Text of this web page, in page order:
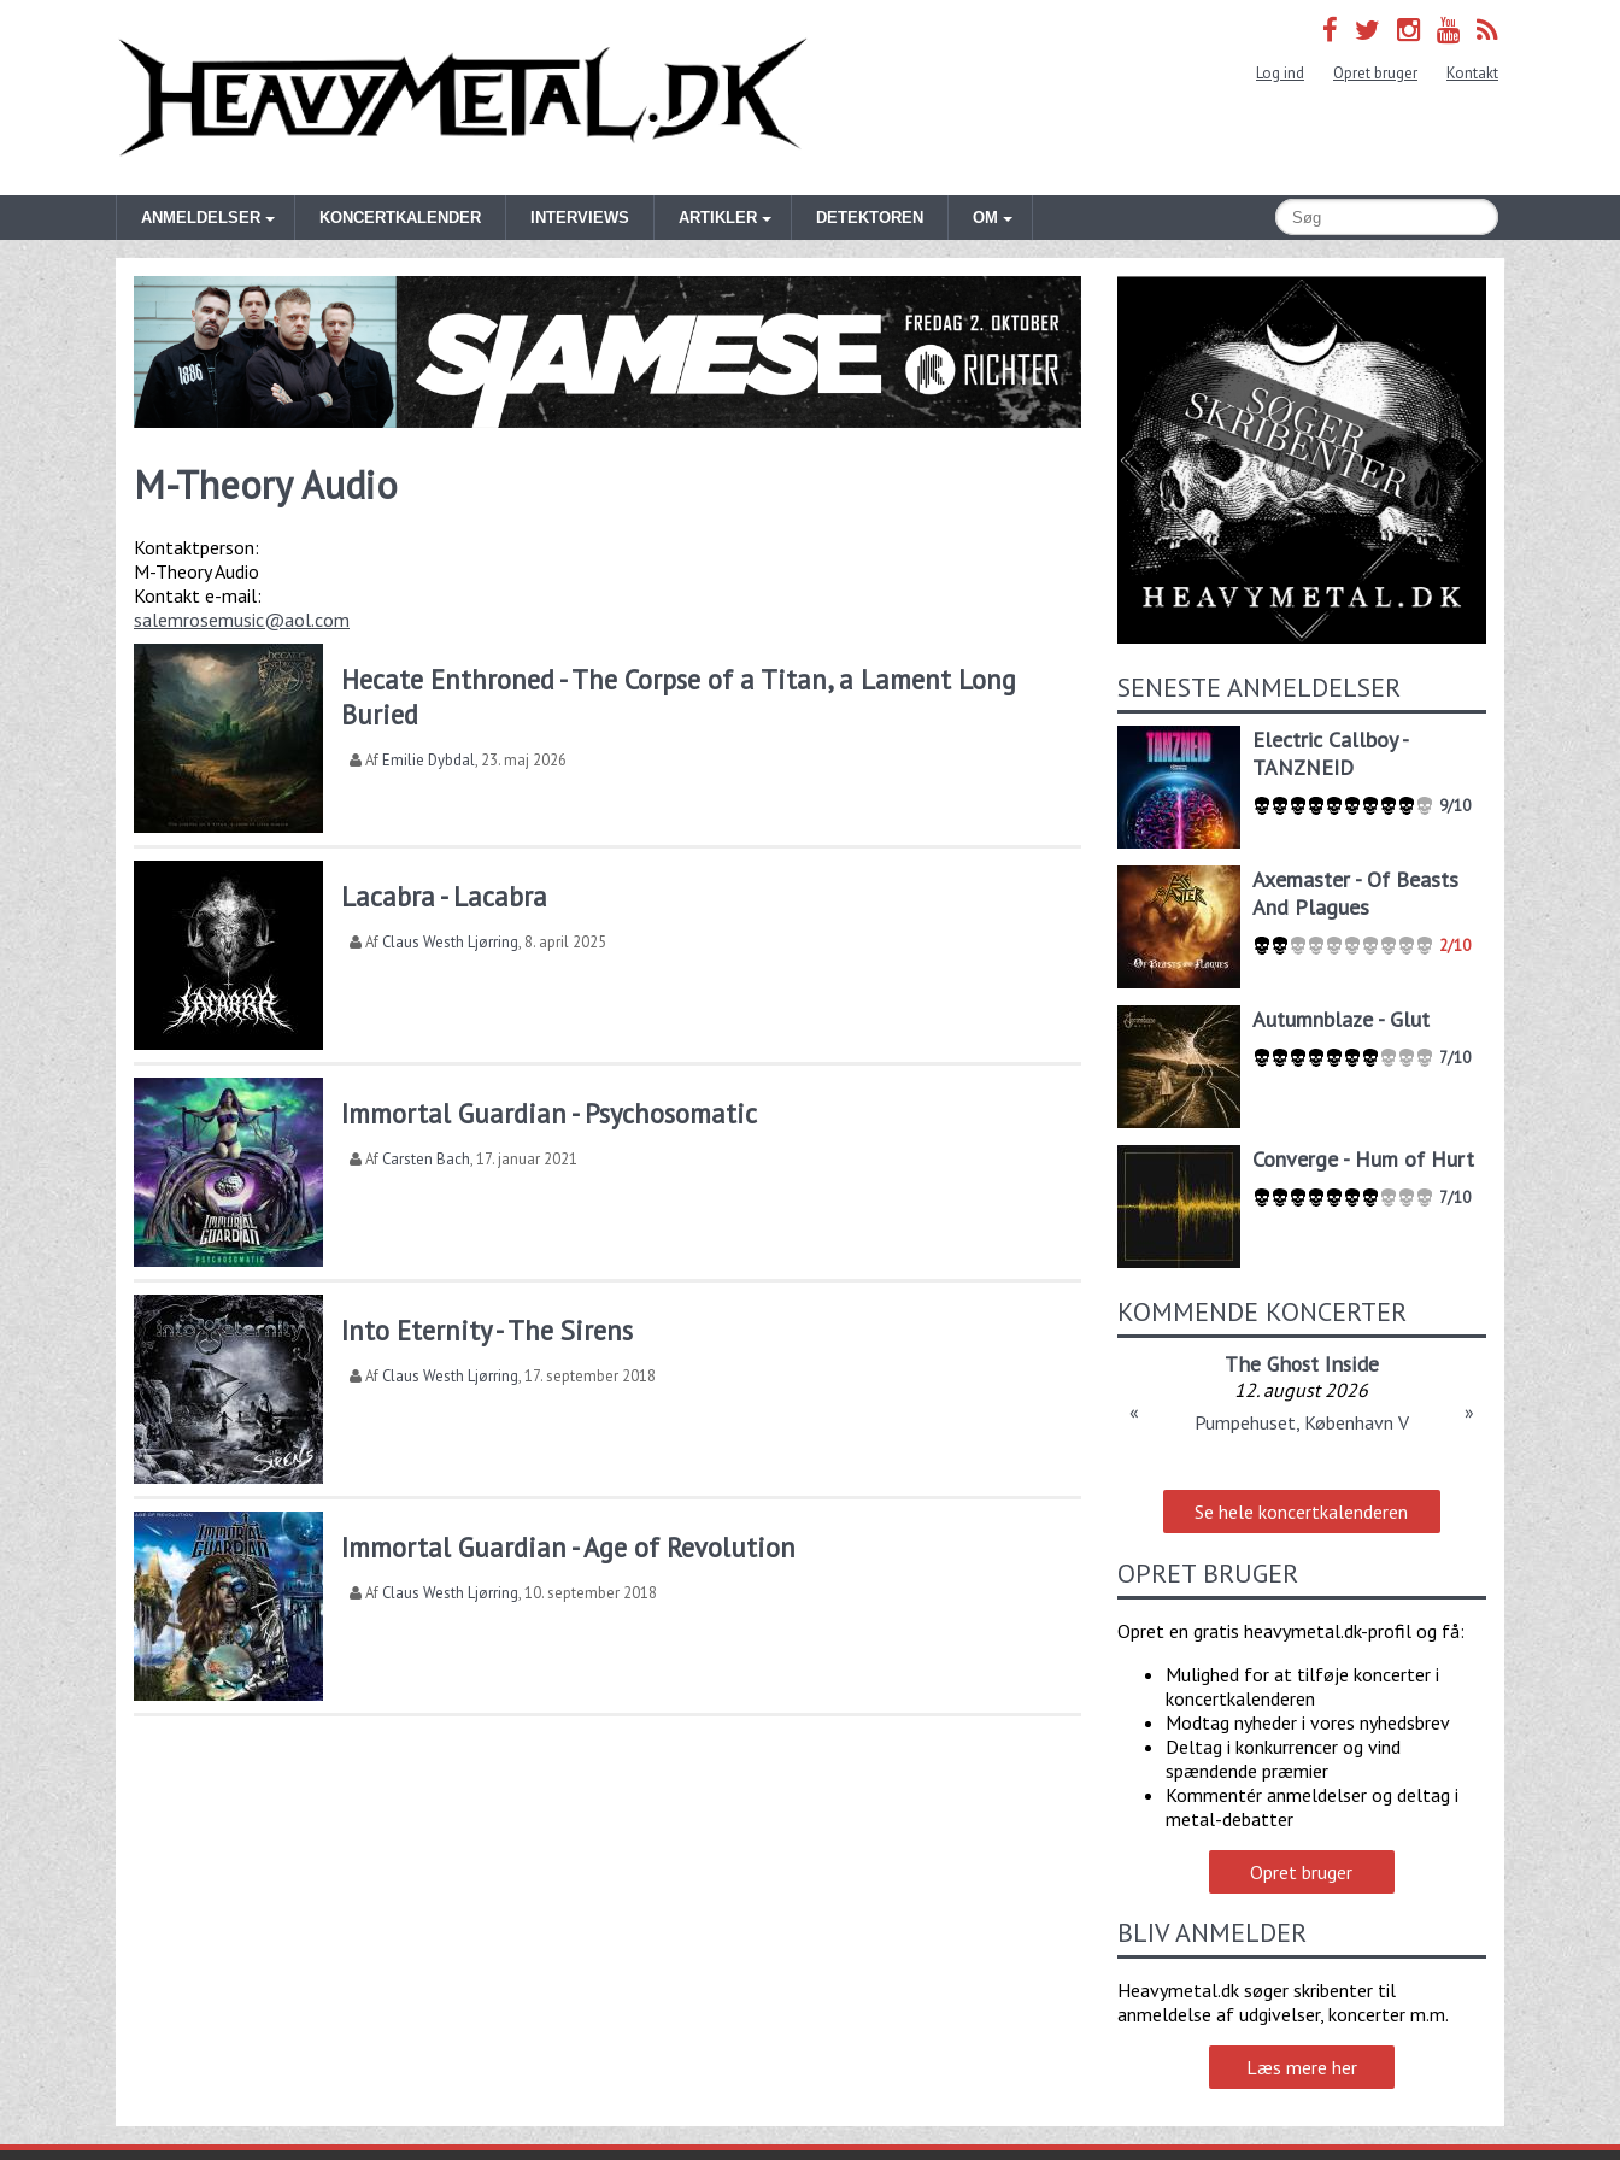
Log ind Opret bruger Kontakt
ANMELDELSER KONCERTKALENDER INTERVIEWS ARTIKLER DETEKTOREN OM
M-Theory Audio
Kontaktperson:
M-Theory Audio
Kontakt e-mail:
salemrosemusic@aol.com
Hecate Enthroned - The Corpse of a Titan, a Lament Long
Buried
AfEmilie Dybdal, 23. maj 2026
Lacabra - Lacabra
Af Claus Westh Ljørring, 8. april 2025
Immortal Guardian - Psychosomatic
Af Carsten Bach,17. januar 2021
Into Eternity - The Sirens
Af Claus Westh Ljørring,17. september 2018
Immortal Guardian - Age of Revolution
Af Claus Westh Ljørring,10. september 2018
SENESTE ANMELDELSER
Electric Callboy -
TANZNEID
9/10
Axemaster - Of Beasts
And Plagues
2/10
Autumnblaze - Glut
7/10
Converge - Hum of Hurt
7/10
KOMMENDE KONCERTER
The Ghost Inside
12. august 2026
Pumpehuset, København V
« »
Se hele koncertkalenderen
OPRET BRUGER
Opret en gratis heavymetal.dk-profil og få:
Mulighed for at tilføje koncerter i
koncertkalenderen
Modtag nyheder i vores nyhedsbrev
Deltag i konkurrencer og vind
spændende præmier
Kommentér anmeldelser og deltag i
metal-debatter
Opret bruger
BLIV ANMELDER
Heavymetal.dk søger skribenter til
anmeldelse af udgivelser, koncerter m.m.
Læs mere her